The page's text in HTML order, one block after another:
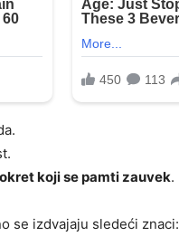
koji se pamti zauvek.
se izdvajaju sledeći znaci: